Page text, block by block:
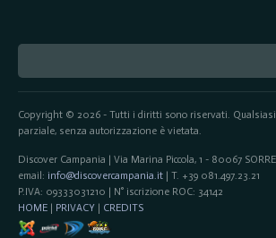
Copyright © 2026 - Tutti i diritti sono riservati.
parziale, senza autorizzazione è vietata.
Discover Campania | Via Marina Piccola, 1 - 80067
email: info@discovercampania.it| T. +39 081.497.23.21
P.IVA: 09333031210 | N° iscrizione ROC: 34142
HOME| PRIVACY | CREDITS